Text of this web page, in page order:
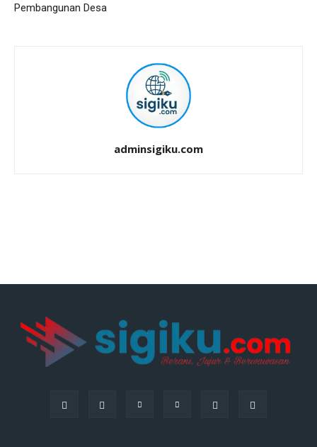
Pembangunan Desa
adminsigiku.com